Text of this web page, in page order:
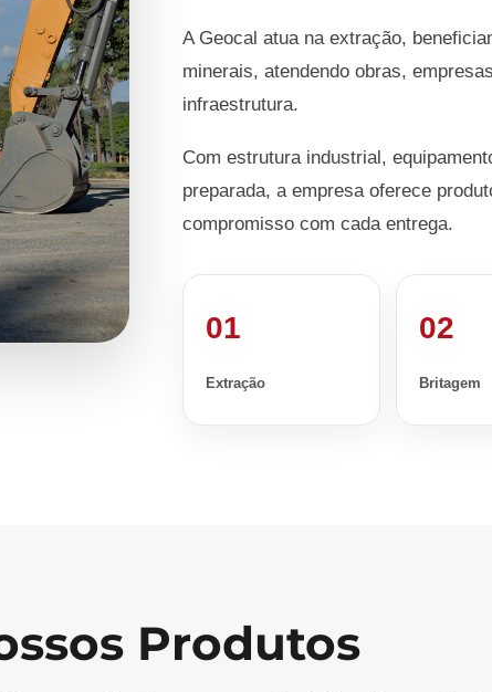
A Geocal atua na extração,
minerais, atendendo obras,
infraestrutura.
Com estrutura industrial,
preparada, a empresa oferece
compromisso com cada entrega.
01
Extração
02
Britagem
Produtos